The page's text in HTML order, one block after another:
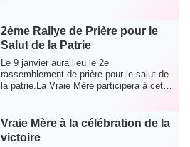
2ème Rallye de Prière pour le
Salut de la Patrie
Le 9 janvier aura lieu le 2e
rassemblement de prière pour le salut de
la patrie.La Vraie Mère participera à cet
Vraie Mère à la célébration de la
victoire